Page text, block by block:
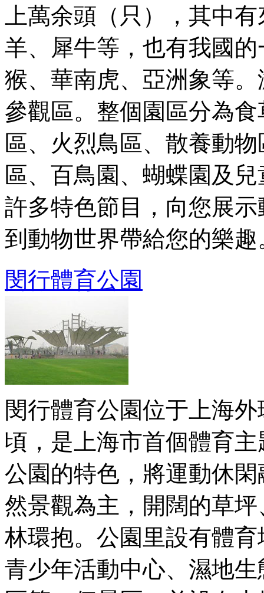
上萬余頭（只），其中
羊、犀牛等，也有我國
猴、華南虎、亞洲象等
參觀區。整個園區分為
區、火烈鳥區、散養動
區、百鳥園、蝴蝶園及
許多特色節目，向您展
到動物世界帶給您的樂
閔行體育公園
閔行體育公園位于上海
頃，是上海市首個體育
公園的特色，將運動休
然景觀為主，開闊的草
林環抱。公園里設有體
青少年活動中心、濕地